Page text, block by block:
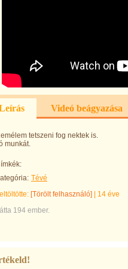
Videó beágyazása
tetszeni fog nektek is.
munkát.
Tévé
[Törölt felhasználó]
14 éve
194 ember.